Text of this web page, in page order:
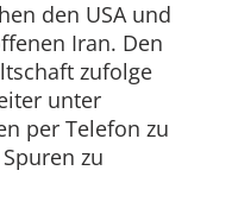
den USA und
Iran. Den
zufolge
unter
per Telefon zu
zu